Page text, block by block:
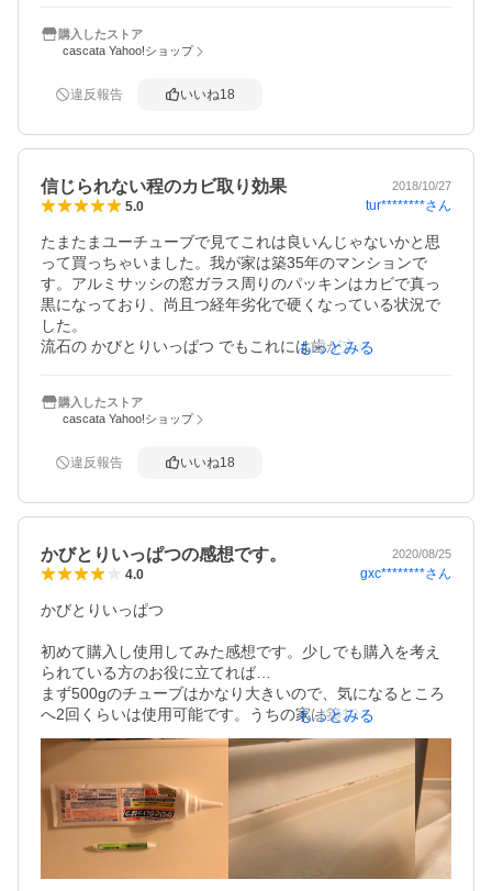
の商品を何個も何個も買い続けてはガッカリの繰り返しを
するという悲しいスパイラルを考えれば、高めのお値段は
ので。私と同じように黒カビに悩まされ続けている方に
商品です。私が購入したタイプは500gの大きいチューブ
3cmあり、かなりデカっ！となるかもしれません(^^)。
購入したストア
cascata Yahoo!ショップ
違反報告 いいね18
信じられない程のカビ取り効果 2018/10/27
5.0 tur********さん
たまたまユーチューブで見てこれは良いんじゃないかと思
って買っちゃいました。我が家は築35年のマンションで
す。アルミサッシの窓ガラス周りのパッキンはカビで真っ
黒になっており、尚且つ経年劣化で硬くなっている状況で
した。
流石の かびとりいっぱつ でもこれには歯が立たないだろう
いています。良く売られている○○キラーなどでは全く効果
がありませんでしたので、この商品のカビ取り効果の凄さ
しかも、○○キラーの様な強烈な刺激臭はほとんど感じませ
お薦めです。
で、作業がとてもやりやすいです。チューブから押し出し
て塗りつけた後、ヘラなどで均一になる様にパッキンに乗
もっとみる
購入したストア
cascata Yahoo!ショップ
違反報告 いいね18
かびとりいっぱつの感想です。 2020/08/25
4.0 gxc********さん
かびとりいっぱつ
初めて購入し使用してみた感想です。少しでも購入を考え
られている方のお役に立てれば…
まず500gのチューブはかなり大きいので、気になるところ
へ2回くらいは使用可能です。うちの家は築13年、以前から
浴室のカビが気になっていました。つい先日、エアコンク
リーニングに来てもらった業者に浴室を見てもらったら
「完全に取り除くのは難しい。コーキングの打ち替えが必
要かも」との回答。それも頭の片隅に置いた上で、ネット
で評判のこちらの商品を試してみました。
部分的には薄くなりましたが、黒カビは残っています。カ
ビキラーよりは効果がみられたのと、刺激臭の少なさは魅
もっとみる